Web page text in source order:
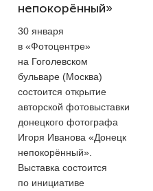
непокорённый»
30 января
в «Фотоцентре»
на Гоголевском
бульваре (Москва)
состоится открытие
авторской фотовыставки
донецкого фотографа
Игоря Иванова «Донецк
непокорённый».
Выставка состоится
по инициативе